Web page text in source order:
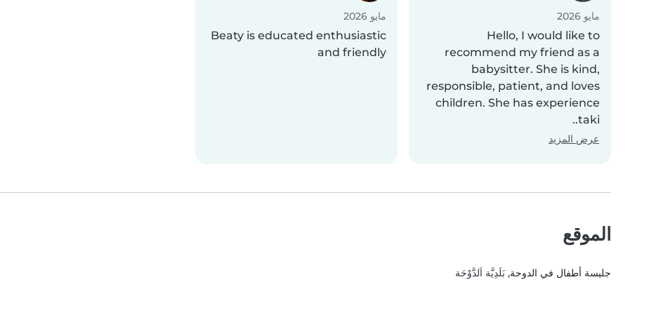
مايو 2026
Hello, I would like to
recommend my friend as a
babysitter. She is kind,
responsible, patient, and loves
children. She has experience
taki..
عرض المزيد
مايو 2026
Beaty is educated enthusiastic
and friendly
الموقع
جليسة أطفال في الدوحة, بَلَدِيَّة اَلدَّوْحَة